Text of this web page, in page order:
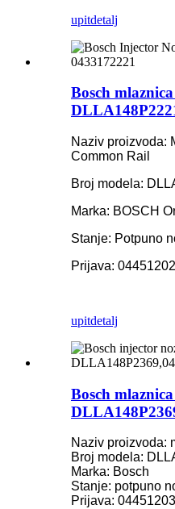
upitdetalj
Bosch
Naziv proizvoda:
Common Rail
Broj modela:
Marka: BOSCH
Stanje: Potpuno
Prijava:
upitdetalj
Bosch
Naziv proizvoda:
Broj modela:
Marka: Bosch
Stanje: potpuno
Prijava: